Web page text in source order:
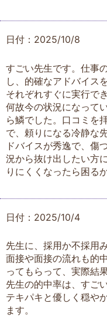
日付：2025/10/8
すごい先生です。仕事
し、的確なアドバイス
それぞれすぐに実行で
何故今の状況になって
ら鱗でした。口コミを
で、頼りになる冷静な
ドバイスが秀逸で、傷
況から抜け出したい方
りにくくなったら困る
日付：2025/10/4
先生に、採用か不採用
面接や面接の流れも的
ってもらって、実際結
先生の的中率は、すご
テキパキと優しく穏や
ます。